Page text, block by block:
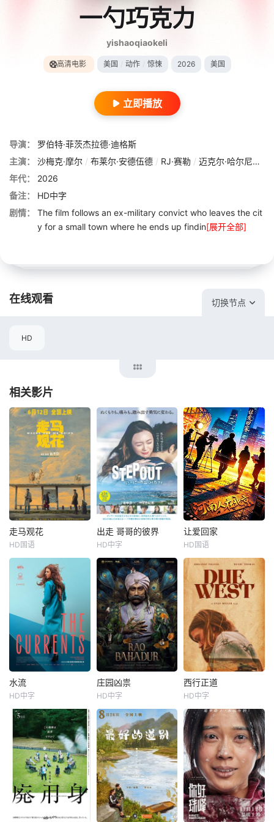
一勺巧克力
yishaoqiaokeli
高清电影 美国 动作 惊悚 2026 美国
立即播放
导演：
罗伯特·菲茨杰拉德·迪格斯
主演：
沙梅克·摩尔 / 布莱尔·安德伍德 / RJ·赛勒 / 迈克尔·哈尔尼 /
年代：
2026
备注：
HD中字
剧情：
The film follows an ex-military convict who leaves the cit
y for a small town where he ends up findin[展开全部]
在线观看 切换节点
HD
相关影片
走马观花
廖芊婵
新波，丁大宁，郭
华，程一木他们毕
业于同一所大学。
他们和很多年轻人
一样，自以为是，
敏感错弱，没有被
认可的才华。他们
来自不同的地方，
却有一个共同的愿
望“出人头地”。在
业求职后，他们选
择了逃
走马观花
HD国语
出走 哥哥的彼界
又吉伶音
本作的舞台是音乐
和舞蹈融入生活的
冲绳。与母亲朱
音、妹妹舞一起生
活的照屋踊，憧憬
舞蹈学校的丽莎，
开始了舞蹈生涯。
朱音为了支撑家数
在酒吧工作，不擅
长与人打交道的舞
地注视着哥哥的身
影。不久，
出走 哥哥的彼界
HD中字
让爱回家
因机缘巧合，向现
实妥协的导演朱达
仁萌生拍一部《河
南人在北京》电影
的念头，在说服主
编姚松、老乡韩
战、二房东杨小强
加入后，一路曲折
式“开挂”。然而，
随着杨小强母亲的
走失，众人发现朱
知的执念
让爱回家
HD国语
水流
萨拉·贝西奥
在事业的巅峰时
期，34岁的阿根廷
造型师丽娜在瑞士
的一场颁奖典礼
后，被一种突如其
来的冲动驱使。回
后，她什么也没
水流
HD中字
庄园凶祟
Anand·Bharathi
Rao Bahadur is a
psychological dra
ma set against the
backdrop of a fadi
ng aristocracy, M
ade in Telug
庄园凶祟
HD中字
西行正道
阿德琳妮·帕里奇
经历了一场可怕的
遭遇后，一位小镇
女子向疏远的哥哥
借了钱，独自一人
踏上穿越西德克萨
斯州的旅程，寻求
紧急医疗救助。一
路上，她既遭遇了
西行正道
HD中字